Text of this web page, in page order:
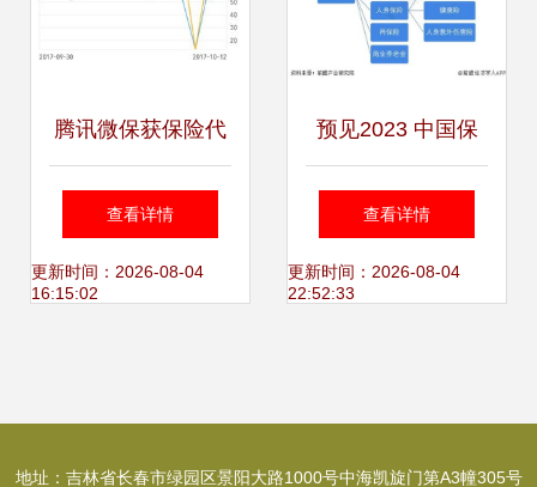
腾讯微保获保险代
理牌照，借力微信
生态开启线上保险
查看详情
更新时间：2026-08-04
16:15:02
预见2023 中国保
险行业全景图谱、
市场规模、竞争格
查看详情
更新时间：2026-08-04
22:52:33
地址：吉林省长春市绿园区景阳大路1000号中海凯旋门第A3幢305号